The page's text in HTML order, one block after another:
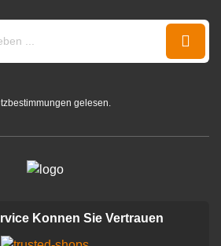
gelesen.
Konnen Sie Vertrauen